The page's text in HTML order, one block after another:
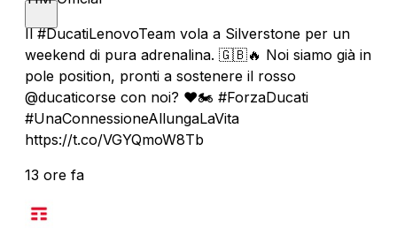
Il #DucatiLenovoTeam vola a Silverstone per un
weekend di pura adrenalina. 🇬🇧🔥 Noi siamo già in
pole position, pronti a sostenere il rosso
@ducaticorse con noi? ❤️🏍️ #ForzaDucati
#UnaConnessioneAllungaLaVita
https://t.co/VGYQmoW8Tb
13 ore fa